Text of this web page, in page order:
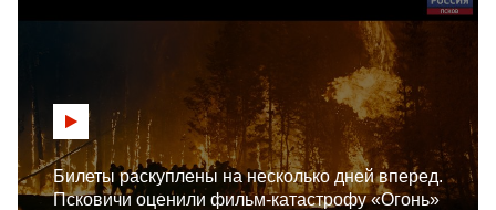
Билеты раскуплены на несколько дней вперед.
Псковичи оценили фильм-катастрофу «Огонь»